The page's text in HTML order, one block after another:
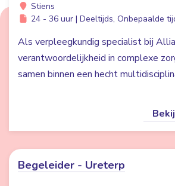
Stiens
24 - 36 uur | Deeltijds, Onbepaalde
Als verpleegkundig specialist bij
verantwoordelijkheid in complexe
samen binnen een hecht
Begeleider - Ureterp